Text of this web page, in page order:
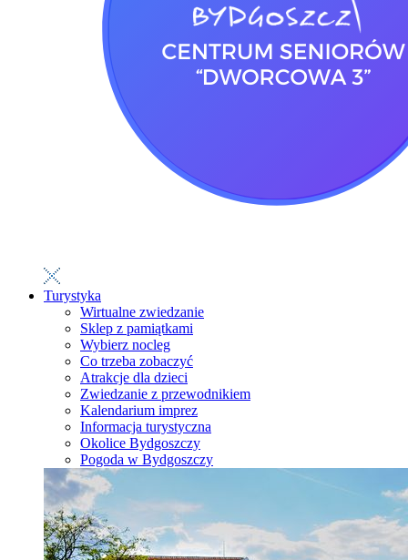
Turystyka
Wirtualne zwiedzanie
Sklep z pamiątkami
Wybierz nocleg
Co trzeba zobaczyć
Atrakcje dla dzieci
Zwiedzanie z przewodnikiem
Kalendarium imprez
Informacja turystyczna
Okolice Bydgoszczy
Pogoda w Bydgoszczy